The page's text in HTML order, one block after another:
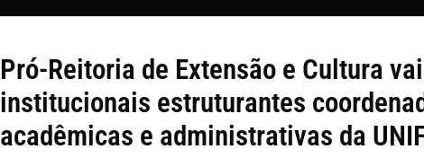
Pró-Reitoria de Extensão e Cultura
institucionais estruturantes
acadêmicas e administrativas da